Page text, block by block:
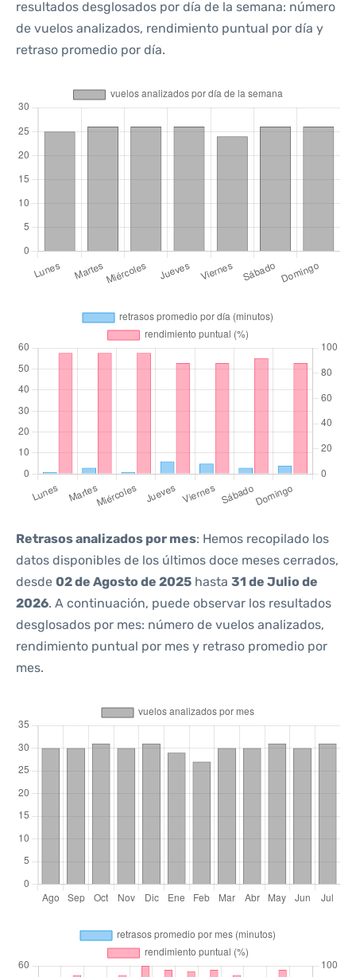
resultados desglosados por día de la semana: número
de vuelos analizados, rendimiento puntual por día y
retraso promedio por día.
Retrasos analizados por mes: Hemos recopilado los
datos disponibles de los últimos doce meses cerrados,
desde 02 de Agosto de 2025 hasta 31 de Julio de
2026. A continuación, puede observar los resultados
desglosados por mes: número de vuelos analizados,
rendimiento puntual por mes y retraso promedio por
mes.